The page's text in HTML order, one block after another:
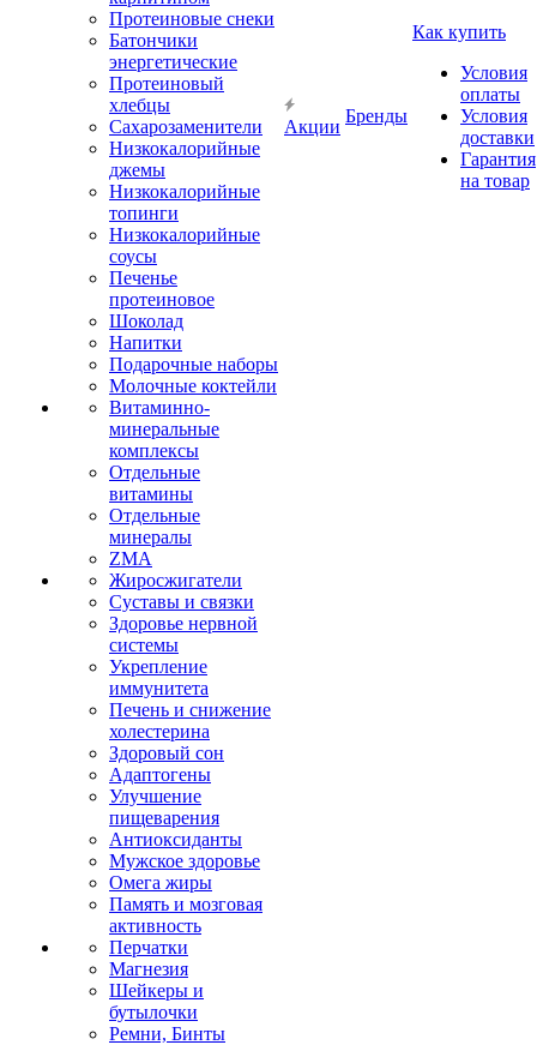
Протеиновые снеки
Батончики
энергетические
Протеиновый
хлебцы
Сахарозаменители
Низкокалорийные
джемы
Низкокалорийные
топинги
Низкокалорийные
соусы
Печенье
протеиновое
Шоколад
Напитки
Подарочные наборы
Молочные коктейли
Витаминно-
минеральные
комплексы
Отдельные
витамины
Отдельные
минералы
ZMA
Жиросжигатели
Суставы и связки
Здоровье нервной
системы
Укрепление
иммунитета
Печень и снижение
холестерина
Здоровый сон
Адаптогены
Улучшение
пищеварения
Антиоксиданты
Мужское здоровье
Омега жиры
Память и мозговая
активность
Перчатки
Магнезия
Шейкеры и
бутылочки
Ремни, Бинты
Акции
Бренды
Как купить
Условия
оплаты
Условия
доставки
Гарантия
на товар